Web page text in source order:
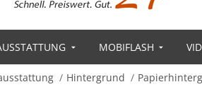
MOBIFLASH
Hintergrund